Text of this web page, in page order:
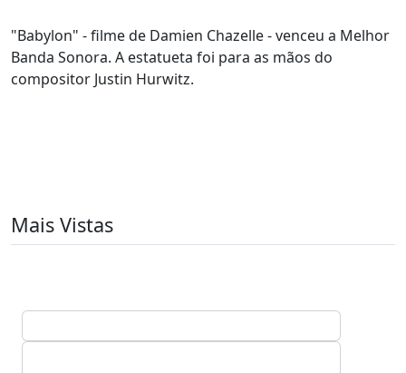
"Babylon" - filme de Damien Chazelle - venceu a Melhor
Banda Sonora. A estatueta foi para as mãos do
compositor Justin Hurwitz.
Mais Vistas